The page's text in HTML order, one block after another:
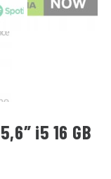
i5 16 GB